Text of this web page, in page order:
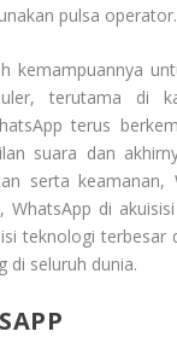
pulsa operator.
kemampuannya
terutama di
terus
suara dan
serta
di
teknologi
di seluruh dunia.